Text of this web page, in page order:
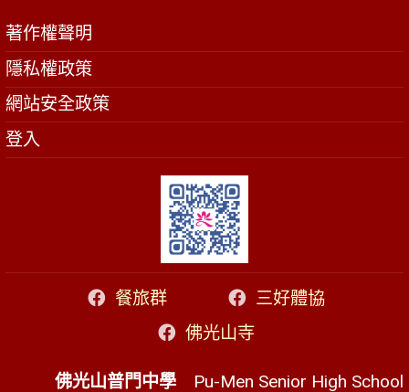
著作權聲明
隱私權政策
網站安全政策
登入
餐旅群
三好體協
佛光山寺
佛光山普門中學 Pu-Men Senior High School